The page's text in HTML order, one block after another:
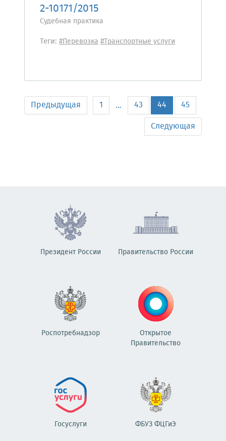
2-10171/2015
Судебная практика
Теги: #Перевозка#Транспортные услуги
Предыдущая 1 ... 43 44
45
Следующая
Президент России Правительство России
Роспотребнадзор
Открытое
Правительство
Госуслуги ФБУЗ ФЦГиЭ